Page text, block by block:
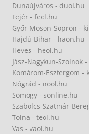
Dunaújváros - duol.hu
Fejér - feol.hu
Győr-Moson-Sopron -
Hajdú-Bihar - haon.hu
Heves - heol.hu
Jász-Nagykun-Szolnok
Komárom-Esztergom -
Nógrád - nool.hu
Somogy - sonline.hu
Szabolcs-Szatmár-
Tolna - teol.hu
Vas - vaol.hu